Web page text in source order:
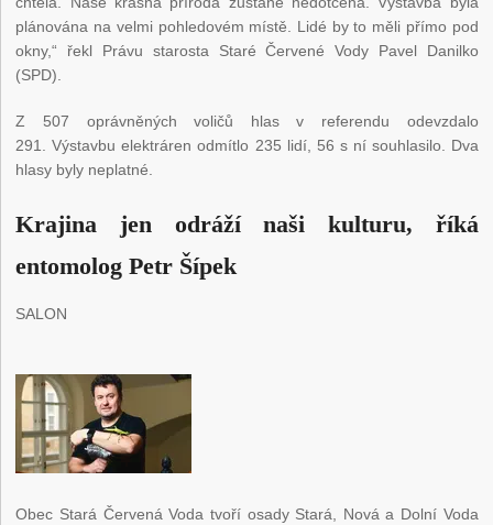
plánována na velmi pohledovém místě. Lidé by to měli přímo pod
okny,“ řekl Právu starosta Staré Červené Vody Pavel Danilko
(SPD).
Z 507 oprávněných voličů hlas v referendu odevzdalo
291. Výstavbu elektráren odmítlo 235 lidí, 56 s ní souhlasilo. Dva
hlasy byly neplatné.
Krajina jen odráží naši kulturu, říká
entomolog Petr Šípek
SALON
Obec Stará Červená Voda tvoří osady Stará, Nová a Dolní Voda